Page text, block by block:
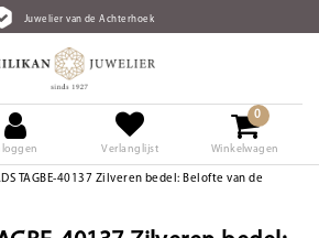
Juwelier van de Achterhoek
Verlanglijst
0
Winkelwagen
TAGBE-40137 Zilveren bedel: Belofte van de